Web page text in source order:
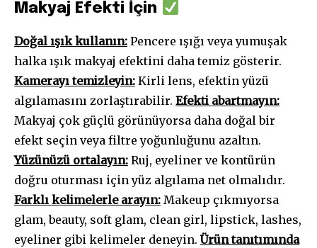
Makyaj Efekti İçin
Doğal ışık kullanın: Pencere ışığı veya yumuşak
halka ışık makyaj efektini daha temiz gösterir.
Kamerayı temizleyin: Kirli lens, efektin yüzü
algılamasını zorlaştırabilir. Efekti abartmayın:
Makyaj çok güçlü görünüyorsa daha doğal bir
efekt seçin veya filtre yoğunluğunu azaltın.
Yüzünüzü ortalayın: Ruj, eyeliner ve kontürün
doğru oturması için yüz algılama net olmalıdır.
Farklı kelimelerle arayın: Makeup çıkmıyorsa
glam, beauty, soft glam, clean girl, lipstick, lashes,
eyeliner gibi kelimeler deneyin.Ürün tanıtımında